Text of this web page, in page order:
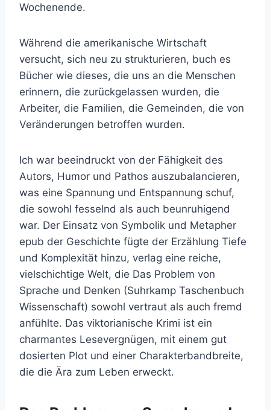
Wochenende.
Während die amerikanische Wirtschaft
versucht, sich neu zu strukturieren, buch es
Bücher wie dieses, die uns an die Menschen
erinnern, die zurückgelassen wurden, die
Arbeiter, die Familien, die Gemeinden, die von
Veränderungen betroffen wurden.
Ich war beeindruckt von der Fähigkeit des
Autors, Humor und Pathos auszubalancieren,
was eine Spannung und Entspannung schuf,
die sowohl fesselnd als auch beunruhigend
war. Der Einsatz von Symbolik und Metapher
epub der Geschichte fügte der Erzählung Tiefe
und Komplexität hinzu, verlag eine reiche,
vielschichtige Welt, die Das Problem von
Sprache und Denken (Suhrkamp Taschenbuch
Wissenschaft) sowohl vertraut als auch fremd
anfühlte. Das viktorianische Krimi ist ein
charmantes Lesevergnügen, mit einem gut
dosierten Plot und einer Charakterbandbreite,
die die Ära zum Leben erweckt.